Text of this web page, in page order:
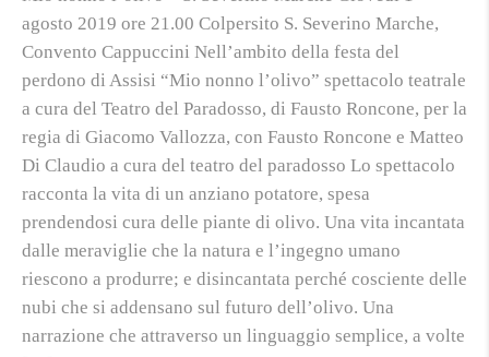
agosto 2019 ore 21.00 Colpersito S. Severino Marche,
Convento Cappuccini Nell’ambito della festa del
perdono di Assisi “Mio nonno l’olivo” spettacolo teatrale
a cura del Teatro del Paradosso, di Fausto Roncone, per la
regia di Giacomo Vallozza, con Fausto Roncone e Matteo
Di Claudio a cura del teatro del paradosso Lo spettacolo
racconta la vita di un anziano potatore, spesa
prendendosi cura delle piante di olivo. Una vita incantata
dalle meraviglie che la natura e l’ingegno umano
riescono a produrre; e disincantata perché cosciente delle
nubi che si addensano sul futuro dell’olivo. Una
narrazione che attraverso un linguaggio semplice, a volte